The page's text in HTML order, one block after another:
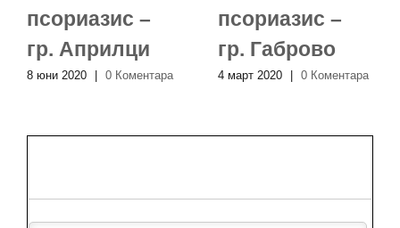
псориазис –
гр. Априлци
8 юни 2020 | 0 Коментара
псориазис –
гр. Габрово
4 март 2020 0 Коментара